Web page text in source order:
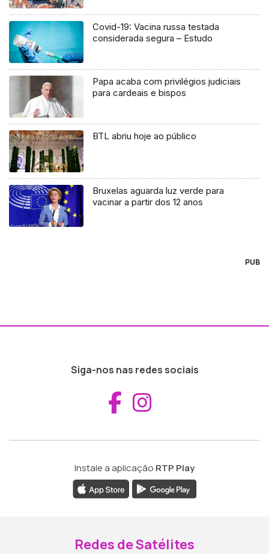
Covid-19: Vacina russa testada
considerada segura – Estudo
Papa acaba com privilégios judiciais
para cardeais e bispos
BTL abriu hoje ao público
Bruxelas aguarda luz verde para
vacinar a partir dos 12 anos
PUB
Siga-nos nas redes sociais
Aceder ao
Instale a aplicação RTP Play
Redes de Satélites